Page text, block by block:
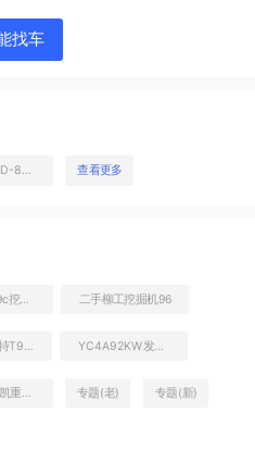
找车
查看更多
斗山150一9c挖掘机 二手柳工挖掘机96
YC4A92KW发动机
专题(老) 专题(新)